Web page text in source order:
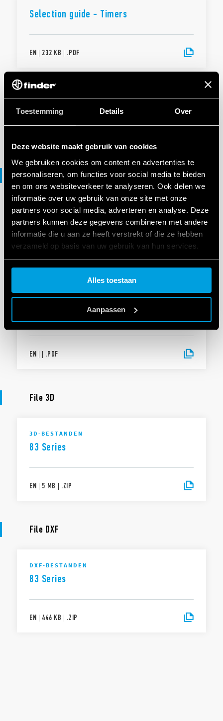
Toestemming Details Over
Deze website maakt gebruik van cookies
We gebruiken cookies om content en advertenties te
personaliseren, om functies voor social media te bieden
en om ons websiteverkeer te analyseren. Ook delen we
informatie over uw gebruik van onze site met onze
partners voor social media, adverteren en analyse. Deze
partners kunnen deze gegevens combineren met andere
informatie die u aan ze heeft verstrekt of die ze hebben
verzameld op basis van uw gebruik van hun services.
Cookie policy.
Alles toestaan
Aanpassen
Selection guide - Timers
EN | 232 KB | .PDF
Selection guide US - Timers
Verklaring van overeenstemming
VERKLARING VAN OVEREENSTEMMING UKCA
UKCA 83 Series
EN | | .PDF
File 3D
3D-BESTANDEN
83 Series
EN | 5 MB | .ZIP
File DXF
DXF-BESTANDEN
83 Series
EN | 446 KB | .ZIP